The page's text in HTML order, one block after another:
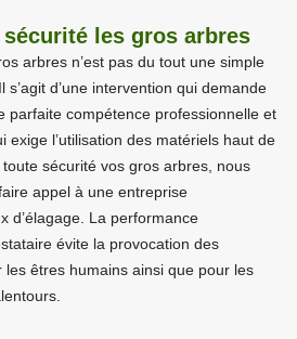
les gros arbres
arbres n’est pas du tout une simple
d’une intervention qui demande
parfaite compétence professionnelle et
exige l’utilisation des matériels haut de
sécurité vos gros arbres, nous
appel à une entreprise
d’élagage. La performance
évite la provocation des
êtres humains ainsi que pour les